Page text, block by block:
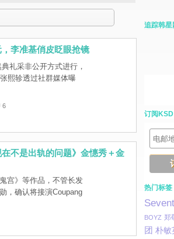
李准基俏皮眨眼抢镜
礼采非公开方式进行，
熙轸透过社群媒体曝
6
不是出轨的问题》金憓秀＋金
宫》等作品，不管长发
，确认将接演Coupang
追踪韩星
订阅KSD
热门标签
BOYZ 郑
团 朴敏